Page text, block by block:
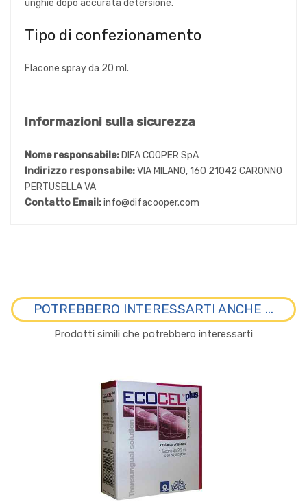
unghie dopo accurata detersione.
Tipo di confezionamento
Flacone spray da 20 ml.
Informazioni sulla sicurezza
Nome responsabile: DIFA COOPER SpA
Indirizzo responsabile:VIA MILANO, 160 21042 CARONNO
PERTUSELLA VA
Contatto Email:info@difacooper.com
POTREBBERO INTERESSARTI ANCHE ...
Prodotti simili che potrebbero interessarti